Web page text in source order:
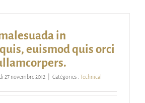
in
euismod quis orci
27 novembre 2012 Catégories : Technical